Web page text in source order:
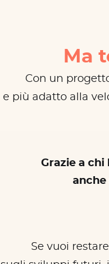
Ma
Con un
e più adatto alla
Grazie a
anche
Se vuoi